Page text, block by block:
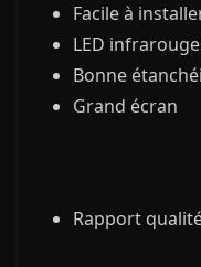
Facile à
LED
Bonne
Grand écran
Rapport